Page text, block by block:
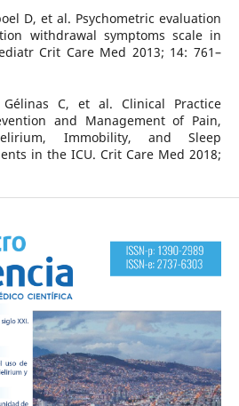
D, et al. Psychometric evaluation
withdrawal symptoms scale in
Crit Care Med 2013; 14: 761–
Gélinas C, et al. Clinical Practice
and Management of Pain,
Immobility, and Sleep
in the ICU. Crit Care Med 2018;